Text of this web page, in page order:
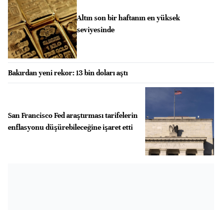
Altın son bir haftanın en yüksek
seviyesinde
Bakırdan yeni rekor: 13 bin doları aştı
San Francisco Fed araştırması tarifelerin
enflasyonu düşürebileceğine işaret etti